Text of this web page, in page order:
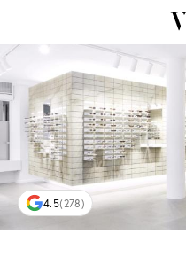
4.5(278)